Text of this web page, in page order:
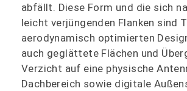
abfällt. Diese Form und die sich
leicht verjüngenden Flanken sind
aerodynamisch optimierten
auch geglättete Flächen und
Verzicht auf eine physische
Dachbereich sowie digitale